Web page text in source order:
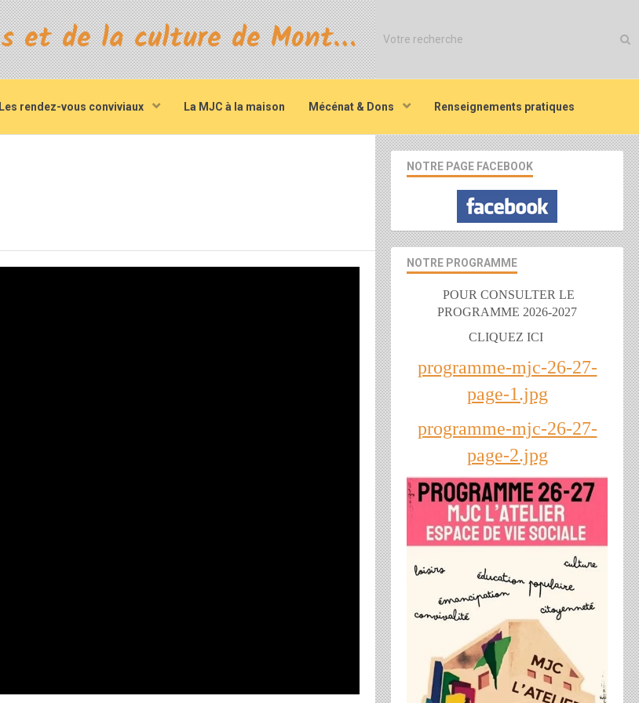
Maison des jeunes et de la culture de Monteux
Les rendez-vous conviviaux La MJC à la maison Mécénat & Dons Renseignements pratiques
NOTRE PAGE FACEBOOK
NOTRE PROGRAMME
POUR CONSULTER LE
PROGRAMME 2026-2027
CLIQUEZ ICI
programme-mjc-26-27-
page-1.jpg
programme-mjc-26-27-
page-2.jpg